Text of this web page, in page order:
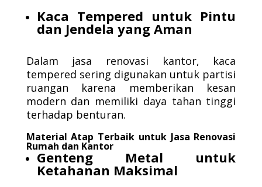
Kaca Tempered untuk Pintu
dan Jendela yang Aman
Dalam jasa renovasi kantor, kaca
tempered sering digunakan untuk partisi
ruangan karena memberikan kesan
modern dan memiliki daya tahan tinggi
terhadap benturan.
Material Atap Terbaik untuk Jasa Renovasi
Rumah dan Kantor
Genteng Metal untuk
Ketahanan Maksimal